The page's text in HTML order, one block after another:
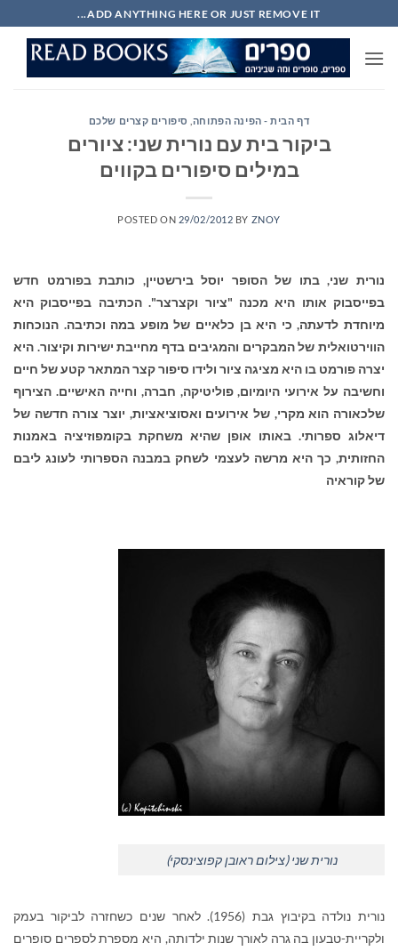
to
content
ADD ANYTHING HERE OR JUST REMOVE IT...
דף הבית - הפינה הפתוחה סיפורים קצרים שלכם
ביקור בית עם נורית שני: ציורים
במילים סיפורים בקווים
POSTED ON 29/02/2012 BY ZNOY
נורית שני, בתו של הסופר יוסל בירשטיין, כותבת בפורמט חדש
בפייסבוק אותו היא מכנה "ציור וקצרצר". הכתיבה בפייסבוק היא
מיוחדת לדעתה, כי היא בן כלאיים של מופע במה וכתיבה. הנוכחות
הווירטואלית של המבקרים והמגיבים בדף מחייבת ישירות וקיצור. היא
יצרה פורמט בו היא מציגה ציור ולידו סיפור קצר המתאר קטע של חיים
וחשיבה על אירועי היומיום, פוליטיקה, חברה, וחייה האישיים. הצירוף
שלכאורה הוא מקרי, של אירועים ואסוציאציות, יוצר צורה חדשה של
דיאלוג ספרותי. באותו אופן שהיא משחקת בקומפוזיציה באמנות
החזותית, כך היא מרשה לעצמי לשחק במבנה הספרותי לעונג ליבם
של קוראיה
נורית שני (צילום ראובן קפוצינסקי)
נורית נולדה בקיבוץ גבת (1956). לאחר שנים כשחזרה לביקור בעמק
ולקריית-טבעון בה גרה לאורך שנות ילדותה, היא מספרת לספרים סופרים